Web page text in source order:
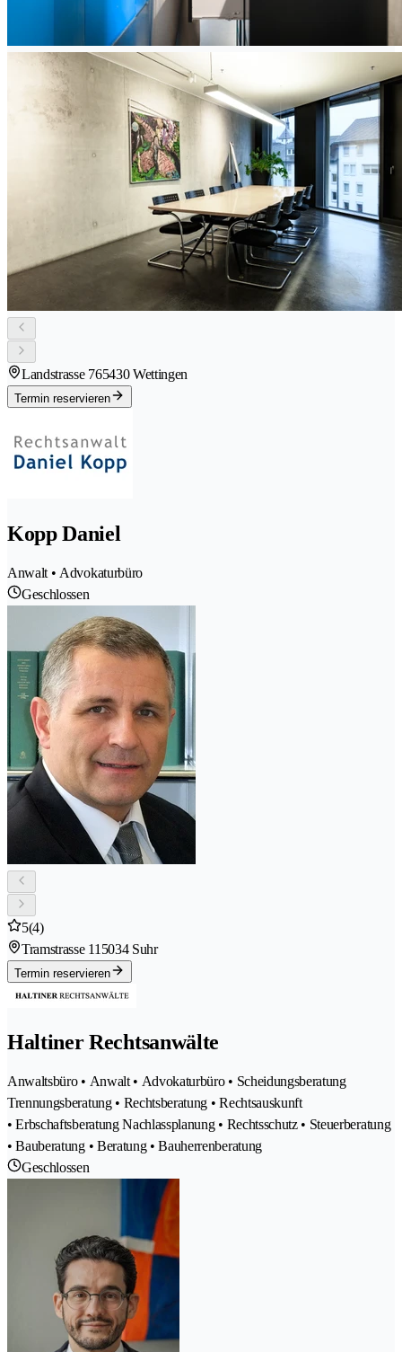
Landstrasse 765430 Wettingen
Termin reservieren
Kopp Daniel
Anwalt • Advokaturbüro
Geschlossen
5(4)
Tramstrasse 11 5034 Suhr
Termin reservieren
Haltiner Rechtsanwälte
Anwaltsbüro • Anwalt • Advokaturbüro • Scheidungsberatung
Trennungsberatung • Rechtsberatung • Rechtsauskunft
• Erbschaftsberatung Nachlassplanung • Rechtsschutz • Steuerberatung
• Bauberatung • Beratung • Bauherrenberatung
Geschlossen